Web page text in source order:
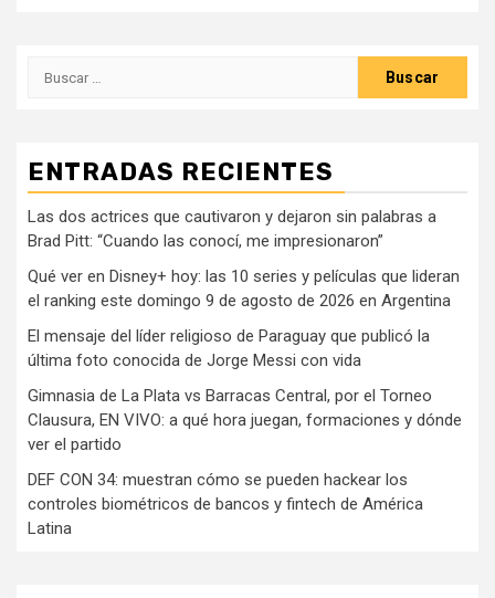
Buscar:
ENTRADAS RECIENTES
Las dos actrices que cautivaron y dejaron sin palabras a
Brad Pitt: “Cuando las conocí, me impresionaron”
Qué ver en Disney+ hoy: las 10 series y películas que lideran
el ranking este domingo 9 de agosto de 2026 en Argentina
El mensaje del líder religioso de Paraguay que publicó la
última foto conocida de Jorge Messi con vida
Gimnasia de La Plata vs Barracas Central, por el Torneo
Clausura, EN VIVO: a qué hora juegan, formaciones y dónde
ver el partido
DEF CON 34: muestran cómo se pueden hackear los
controles biométricos de bancos y fintech de América
Latina